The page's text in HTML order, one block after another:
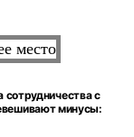
с
минусы: